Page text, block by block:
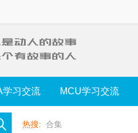
学习交流 MCU学习交流
热搜: 合集